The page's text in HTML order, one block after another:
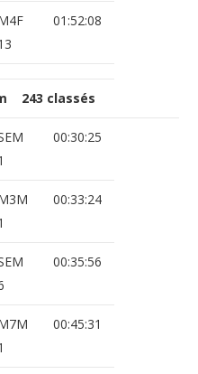
01:52:08
243 classés
00:30:25
00:33:24
00:35:56
00:45:31